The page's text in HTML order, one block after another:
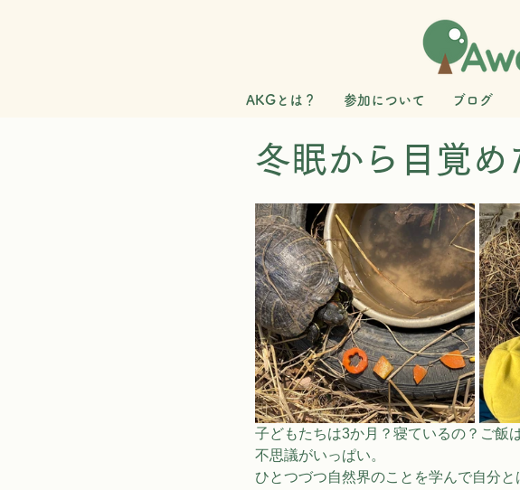
AKGとは？ 参加について ブログ
冬眠から目覚め
子どもたちは3か月？寝ているの？ご飯
不思議がいっぱい。
ひとつづつ自然界のことを学んで自分